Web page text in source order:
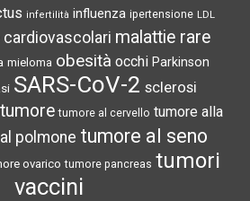
infertilità influenza ipertensione LDL
cardiovascolari malattie rare
mieloma obesità occhi Parkinson
SARS-CoV-2 sclerosi
tumore tumore al cervello tumore alla
polmone tumore al seno
ovarico tumore pancreas tumori
vaccini